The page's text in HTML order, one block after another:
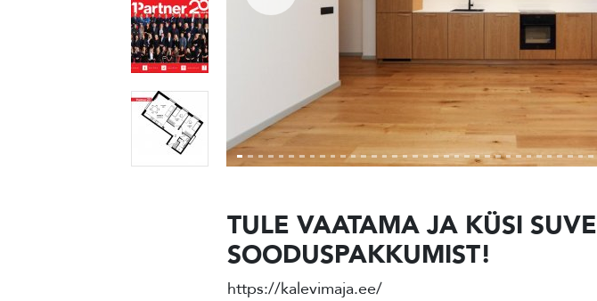
TULE VAATAMA JA KÜSI SUVE
SOODUSPAKKUMIST!
https://kalevimaja.ee/